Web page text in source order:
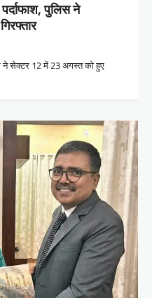
पुलिस ने
ने सेक्टर 12 में 23 अगस्त को हुए